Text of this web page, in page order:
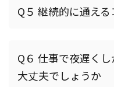
Q５ 継続的に通え
Q６ 仕事で夜遅くし
大丈夫でしょうか